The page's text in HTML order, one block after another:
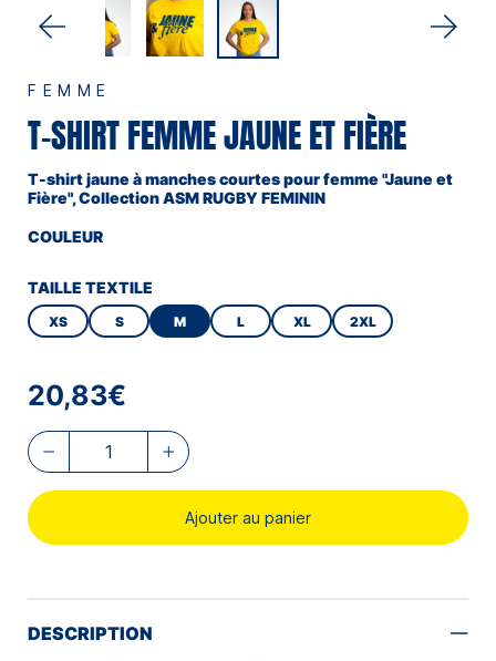
FEMME
T-SHIRT FEMME JAUNE ET FIÈRE
T-shirt jaune à manches courtes pour femme "Jaune et
Fière", Collection ASM RUGBY FEMININ
COULEUR
TAILLE TEXTILE
XS S M L XL 2XL
20,83€
Ajouter au panier
DESCRIPTION